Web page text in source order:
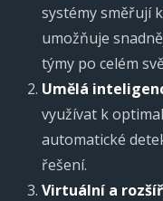
systémy směřují
umožňuje
týmy po celém
Umělá
využívat k
automatické
řešení.
Virtuální a